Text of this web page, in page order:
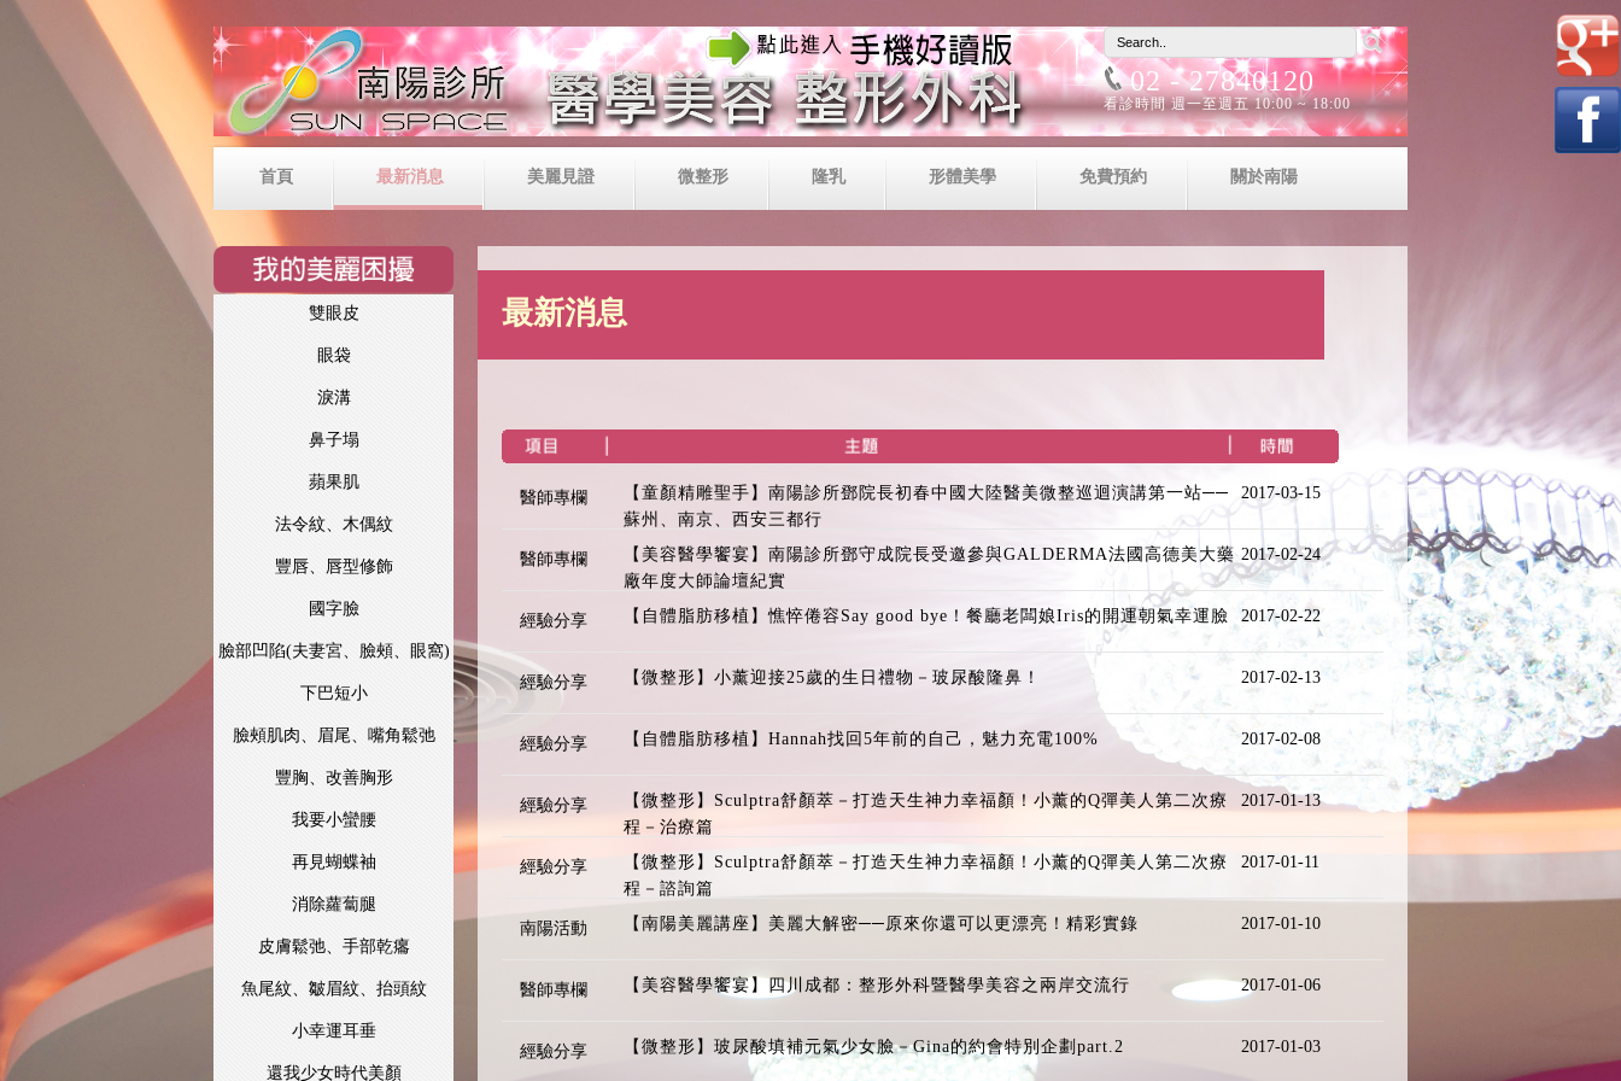
02 - 27840120
看診時間 週一至週五 10:00 ~ 18:00
首頁 最新消息 美麗見證 微整形 隆乳 形體美學 免費預約 關於南陽
雙眼皮
眼袋
淚溝
鼻子塌
蘋果肌
法令紋、木偶紋
豐唇、唇型修飾
國字臉
臉部凹陷(夫妻宮、臉頰、眼窩)
下巴短小
臉頰肌肉、眉尾、嘴角鬆弛
豐胸、改善胸形
我要小蠻腰
再見蝴蝶袖
消除蘿蔔腿
皮膚鬆弛、手部乾癟
魚尾紋、皺眉紋、抬頭紋
小幸運耳垂
還我少女時代美顏
最新消息
醫師專欄
【童顏精雕聖手】南陽診所鄧院長初春中國大陸醫美微整巡迴演講第一站──
蘇州、南京、西安三都行
2017-03-15
醫師專欄
【美容醫學饗宴】南陽診所鄧守成院長受邀參與GALDERMA法國高德美大藥
廠年度大師論壇紀實
2017-02-24
經驗分享 【自體脂肪移植】憔悴倦容Say good bye！餐廳老闆娘Iris的開運朝氣幸運臉 2017-02-22
經驗分享 【微整形】小薰迎接25歲的生日禮物－玻尿酸隆鼻！ 2017-02-13
經驗分享 【自體脂肪移植】Hannah找回5年前的自己，魅力充電100% 2017-02-08
經驗分享
【微整形】Sculptra舒顏萃－打造天生神力幸福顏！小薰的Q彈美人第二次療
程－治療篇
2017-01-13
經驗分享
【微整形】Sculptra舒顏萃－打造天生神力幸福顏！小薰的Q彈美人第二次療
程－諮詢篇
2017-01-11
南陽活動 【南陽美麗講座】美麗大解密──原來你還可以更漂亮！精彩實錄 2017-01-10
醫師專欄 【美容醫學饗宴】四川成都：整形外科暨醫學美容之兩岸交流行 2017-01-06
經驗分享 【微整形】玻尿酸填補元氣少女臉－Gina的約會特別企劃part.2 2017-01-03